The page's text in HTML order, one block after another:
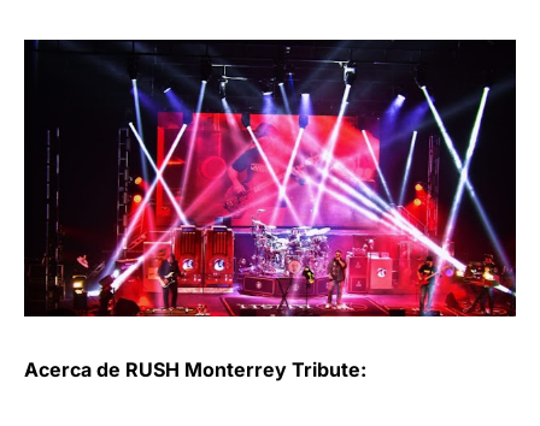
Acerca de RUSH Monterrey Tribute: